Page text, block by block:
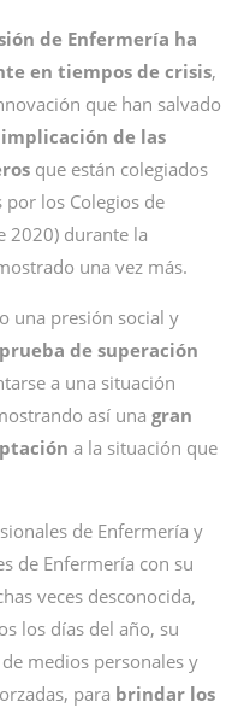
de Enfermería ha
en tiempos de crisis,
que han salvado
implicación de las
que están colegiados
por los Colegios de
2020) durante la
una vez más.
una presión social y
prueba de superación
a una situación
así una gran
a la situación que
de Enfermería y
de Enfermería con su
veces desconocida,
los días del año, su
medios personales y
para brindar los